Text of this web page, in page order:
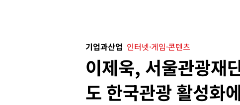
기업과산업 인터넷·게임·콘텐츠
이제욱, 서울관광재
도 한국관광 활성화